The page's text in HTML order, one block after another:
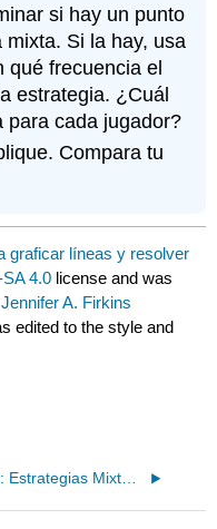
si hay un punto
Si la hay, usa
qué frecuencia el
estrategia. ¿Cuál
para cada jugador?
Compara tu
graficar líneas y resolver
4.0 license and was
Jennifer A. Firkins
edited to the style and
3.4: Estrategias Mixtas: Solución de Valor Esperado